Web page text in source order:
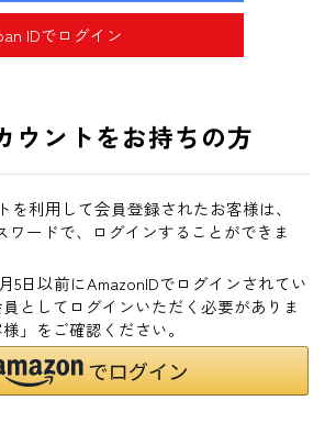
IDでログイン
ウントをお持ちの方
を利用して会員登録されたお客様は、
ワードで、ログインすることができま
5日以前にAmazonIDでログインされてい
としてログインいただく必要がありま
」をご確認ください。